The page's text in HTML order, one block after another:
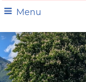
Menu